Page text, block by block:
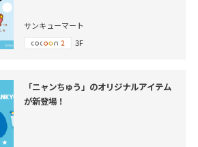
サンキューマート
3F
「ニャンちゅう」のオリジナルアイテム
が新登場！